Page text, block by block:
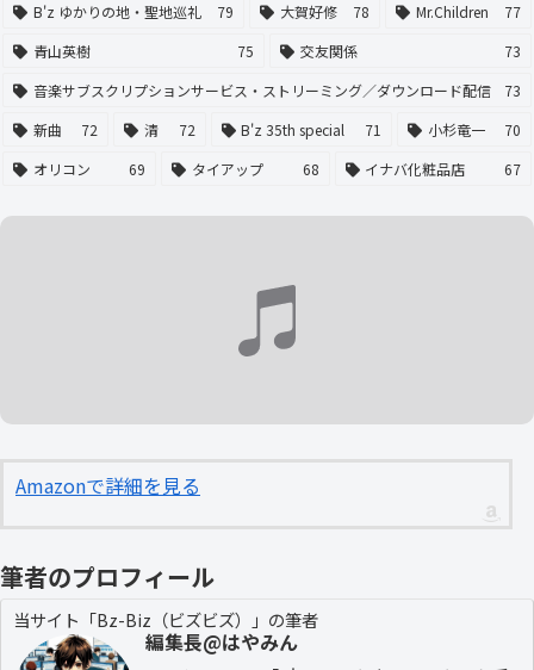
B'z ゆかりの地・聖地巡礼
79 大賀好修 78 Mr.Children
77
青山英樹
75 交友関係
73
音楽サブスクリプションサービス・ストリーミング／ダウンロード配信
73
新曲
72 清 72 B'z 35th special 71 小杉竜一
70
オリコン
69 タイアップ 68 イナバ化粧品店 67
Amazonで詳細を見る
筆者のプロフィール
当サイト「Bz-Biz（ビズビズ）」の筆者
編集長@はやみん